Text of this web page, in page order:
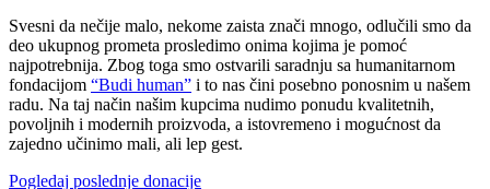
Svesni da nečije malo, nekome zaista znači mnogo, odlučili smo da
deo ukupnog prometa prosledimo onima kojima je pomoć
najpotrebnija. Zbog toga smo ostvarili saradnju sa humanitarnom
fondacijom “Budi human” i to nas čini posebno ponosnim u našem
radu. Na taj način našim kupcima nudimo ponudu kvalitetnih,
povoljnih i modernih proizvoda, a istovremeno i mogućnost da
zajedno učinimo mali, ali lep gest.
Pogledaj poslednje donacije